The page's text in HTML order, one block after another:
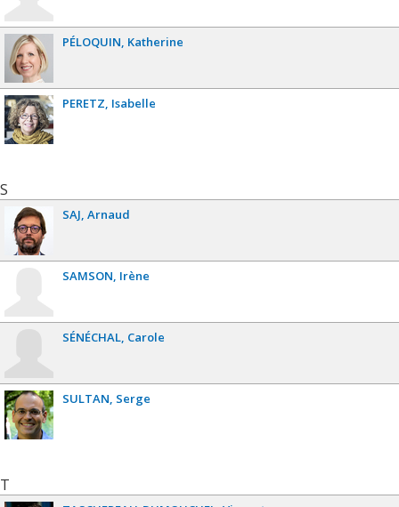
PÉLOQUIN Katherine
PERETZ Isabelle
S
SAJ Arnaud
SAMSON Irène
SÉNÉCHAL Carole
SULTAN Serge
T